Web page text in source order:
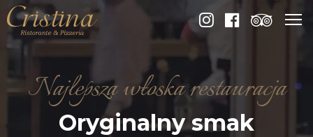
Najlepsza włoska restauracja
Oryginalny smak